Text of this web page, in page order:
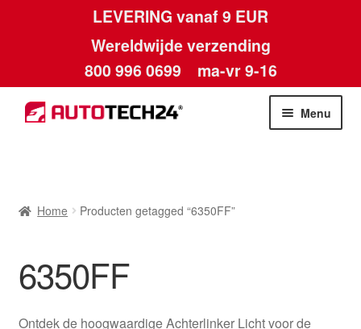
LEVERING vanaf 9 EUR
Wereldwijde verzending
800 996 0699 ma-vr 9-16
Ga
door
Ga
naar
Menu
Betalingen
Home Producten getagged “6350FF”
6350FF
Ontdek de hoogwaardige Achterlinker Licht voor de